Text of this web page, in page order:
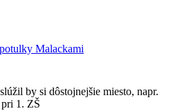
Malackami
by si dôstojnejšie miesto, napr.
1. ZŠ